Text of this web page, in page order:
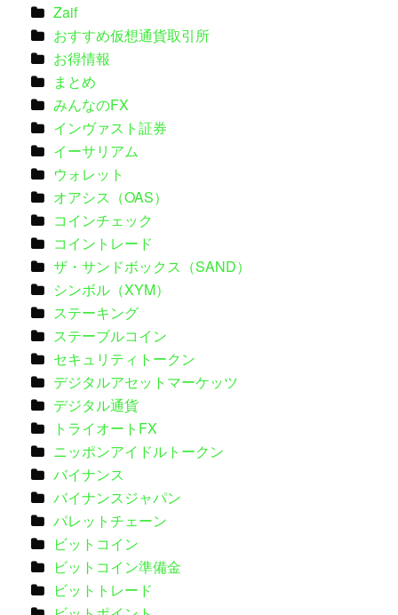
Zaif
おすすめ仮想通貨取引所
お得情報
まとめ
みんなのFX
インヴァスト証券
イーサリアム
ウォレット
オアシス（OAS）
コインチェック
コイントレード
ザ・サンドボックス（SAND）
シンボル（XYM）
ステーキング
ステーブルコイン
セキュリティトークン
デジタルアセットマーケッツ
デジタル通貨
トライオートFX
ニッポンアイドルトークン
バイナンス
バイナンスジャパン
パレットチェーン
ビットコイン
ビットコイン準備金
ビットトレード